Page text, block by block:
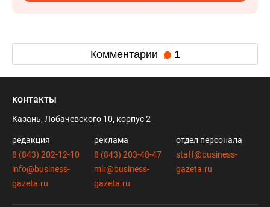
Комментарии 1
контакты
Казань, Лобачевского 10, корпус 2
редакция
8 (843) 202-12-10
info@business-
gazeta.ru
реклама
8 (843) 203-48-47
mir@business-
gazeta.ru
отдел персонала
staff@business-
gazeta.ru